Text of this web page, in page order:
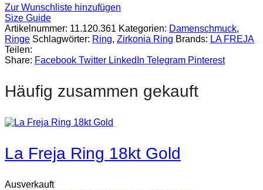
Zur Wunschliste hinzufügen
Size Guide
Artikelnummer: 11.120.361 Kategorien: Damenschmuck,
Ringe Schlagwörter: Ring, Zirkonia Ring Brands: LA FREJA
Teilen:
Share: Facebook Twitter LinkedIn Telegram Pinterest
Häufig zusammen gekauft
La Freja Ring 18kt Gold
Ausverkauft